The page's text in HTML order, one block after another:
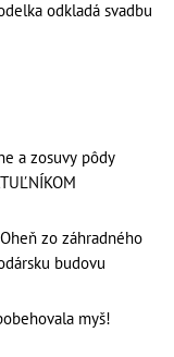
odkladá svadbu
a zosuvy pôdy
zo záhradného
budovu
myš!